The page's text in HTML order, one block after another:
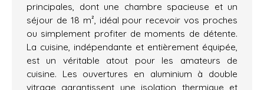
principales, dont une chambre spacieuse et un
séjour de 18 m², idéal pour recevoir vos proches
ou simplement profiter de moments de détente.
La cuisine, indépendante et entièrement équipée,
est un véritable atout pour les amateurs de
cuisine. Les ouvertures en aluminium à double
vitrage garantissent une isolation thermique et